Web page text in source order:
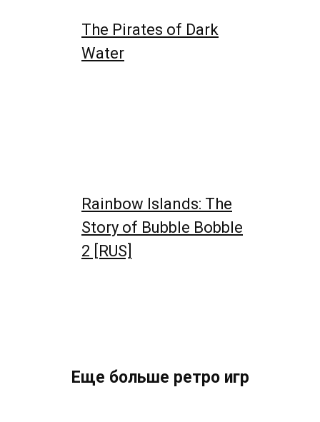
The Pirates of Dark
Water
Rainbow Islands: The
Story of Bubble Bobble
2 [RUS]
Еще больше ретро игр